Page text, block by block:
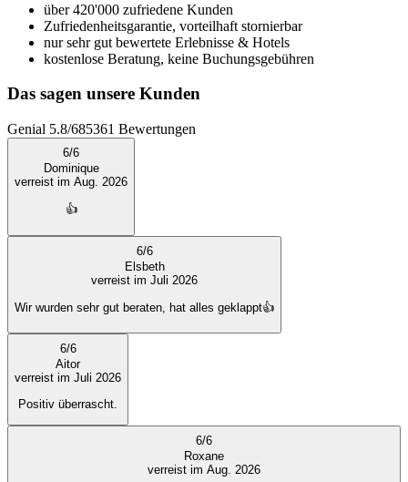
über 420'000 zufriedene Kunden
Zufriedenheitsgarantie, vorteilhaft stornierbar
nur sehr gut bewertete Erlebnisse & Hotels
kostenlose Beratung, keine Buchungsgebühren
Das sagen unsere Kunden
Genial 5.8/685361 Bewertungen
6/6
Dominique
verreist im Aug. 2026
👍
6/6
Elsbeth
verreist im Juli 2026
Wir wurden sehr gut beraten, hat alles geklappt👍
6/6
Aitor
verreist im Juli 2026
Positiv überrascht.
6/6
Roxane
verreist im Aug. 2026